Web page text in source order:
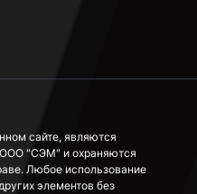
сайте, являются
ООО "СЭМ" и охраняются
Любое использование
элементов без